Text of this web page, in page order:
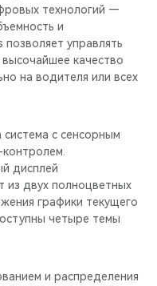
технологий —
и
позволяет управлять
качество
на водителя или всех
с сенсорным
дисплей
из двух полноцветных
графики текущего
четыре темы
и распределения